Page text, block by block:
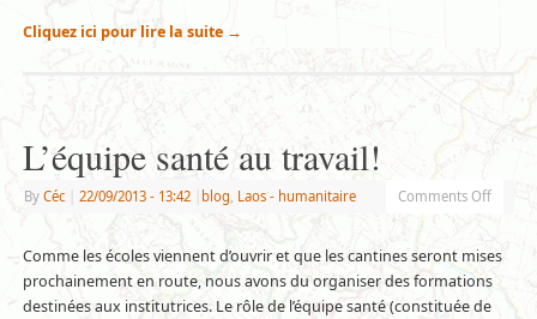
Cliquez ici pour lire la suite →
L’équipe santé au travail!
By Céc 22/09/2013 - 13:42 blog Laos - humanitaire Comments Off
Comme les écoles viennent d’ouvrir et que les cantines seront mises
prochainement en route, nous avons du organiser des formations
destinées aux institutrices. Le rôle de l’équipe santé (constituée de